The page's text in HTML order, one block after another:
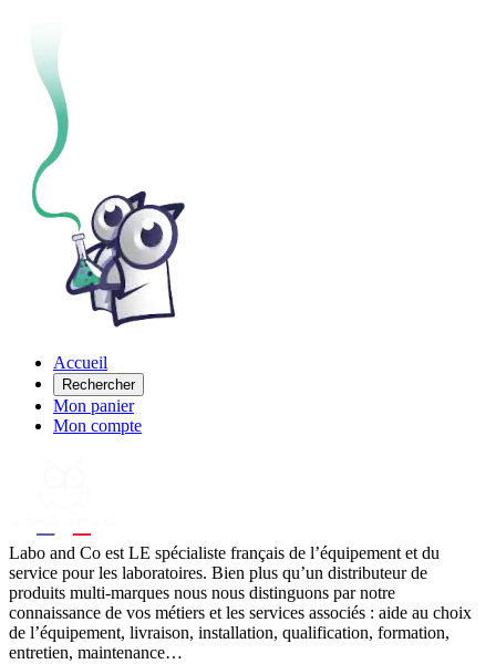
Accueil
Rechercher
Mon panier
Mon compte
Labo and Co est LE spécialiste français de l’équipement et du
service pour les laboratoires. Bien plus qu’un distributeur de
produits multi-marques nous nous distinguons par notre
connaissance de vos métiers et les services associés : aide au choix
de l’équipement, livraison, installation, qualification, formation,
entretien, maintenance…